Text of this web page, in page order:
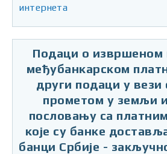
интернета
Подаци о извршеном
међубанкарском
други подаци у вези
прометом у земљи
пословању са
које су банке
банци Србије -